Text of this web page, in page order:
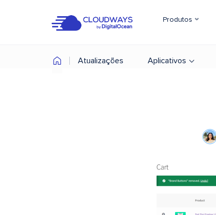
Produtos
Atualizações Aplicativos